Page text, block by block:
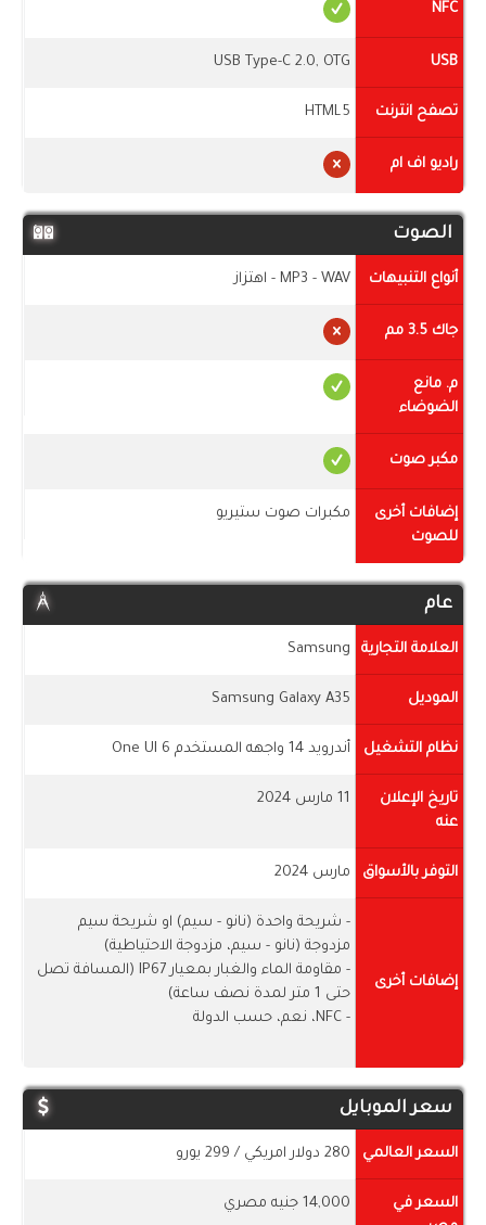
NFC
USB
USB Type-C 2.0, OTG
تصفح انترنت HTML5
راديو اف ام
الصوت
أنواع التنبيهات MP3 - WAV - اهتزاز
جاك 3.5 مم
م. مانع
الضوضاء
مكبر صوت
إضافات أخرى
للصوت
مكبرات صوت ستيريو
عام
العلامة التجارية Samsung
الموديل Samsung Galaxy A35
نظام التشغيل أندرويد 14 واجهه المستخدم One UI 6
تاريخ الإعلان
عنه
11 مارس 2024
التوفر بالأسواق مارس 2024
إضافات أخرى
- شريحة واحدة (نانو - سيم) او شريحة سيم
مزدوجة (نانو - سيم، مزدوجة الاحتياطية)
- مقاومة الماء والغبار بمعيار IP67 (المسافة تصل
حتى 1 متر لمدة نصف ساعة)
- NFC، نعم، حسب الدولة
سعر الموبايل
السعر العالمي 280 دولار امريكي / 299 يورو
السعر في
14,000 جنيه مصري